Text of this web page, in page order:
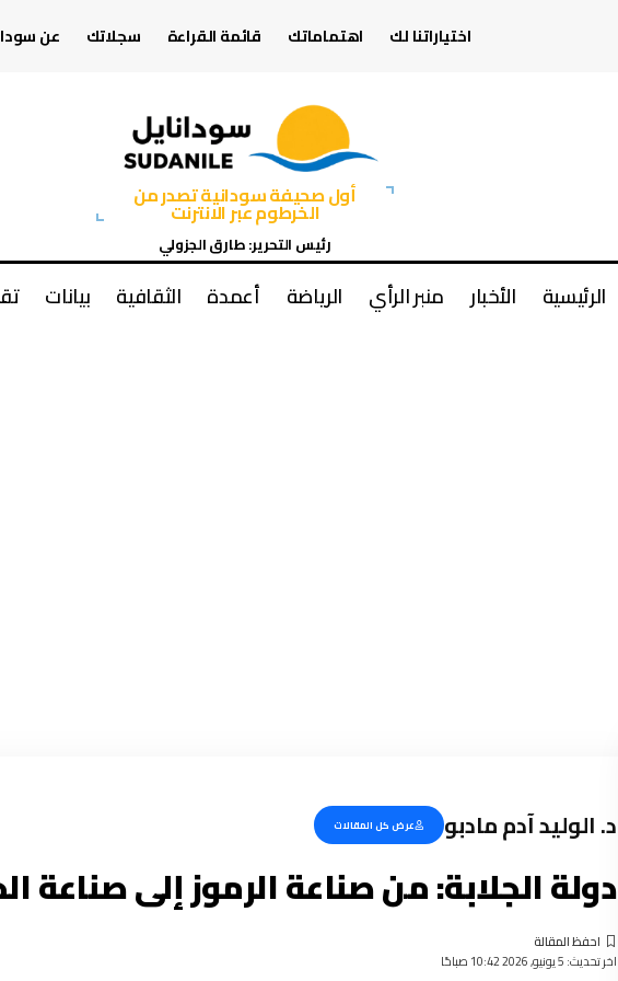
اختياراتنا لك اهتماماتك قائمة القراءة سجلاتك عن
أول صحيفة سودانية تصدر من
الخرطوم عبر الانترنت
رئيس التحرير: طارق الجزولي
الرئيسية الأخبار منبر الرأي الرياضة أعمدة الثقافية بيانات
د. الوليد آدم مادبو عرض كل المقالات
دولة الجلابة: من صناعة الرموز إلى صناعة
اخر تحديث: 5 يونيو, 2026 10:42 صباحًا